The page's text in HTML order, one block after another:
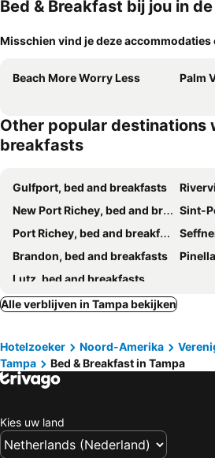
Bed & Breakfast bij jou in
Misschien vind je deze
Beach More Worry Less Palm
Other popular destinations
breakfasts
Gulfport, bed and breakfasts
New Port Richey, bed and breakfasts
Sint-
Port Richey, bed and breakfasts
Brandon, bed and breakfasts
Lutz, bed and breakfasts
Alle verblijven in Tampa bekijken
Hotelzoeker Noord-Amerika
Tampa
Bed & Breakfast in Tampa
Kies uw land